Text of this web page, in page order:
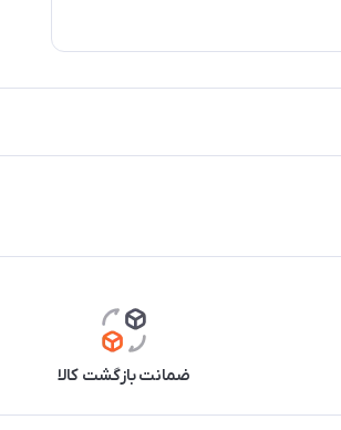
ضمانت بازگشت کالا